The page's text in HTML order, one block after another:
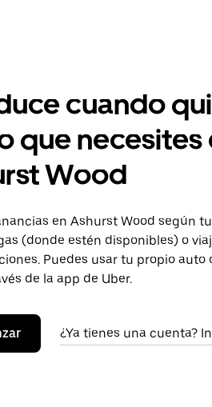
cuando
que necesites
Wood
en Ashurst Wood según
(donde estén disponibles) o
Puedes usar tu propio auto
de la app de Uber.
¿Ya tienes una cuenta?